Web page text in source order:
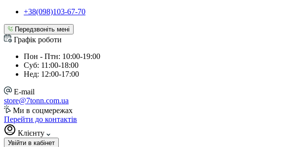
+38(098)103-67-70
Передзвоніть мені
Графік роботи
Пон - Птн: 10:00-19:00
Суб: 11:00-18:00
Нед: 12:00-17:00
E-mail
store@7tonn.com.ua
Ми в соцмережах
Перейти до контактів
Клієнту
Увійти в кабінет